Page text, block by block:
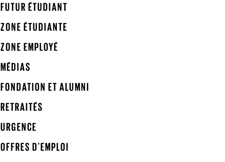
FUTUR ÉTUDIANT
ZONE ÉTUDIANTE
ZONE EMPLOYÉ
MÉDIAS
FONDATION ET ALUMNI
RETRAITÉS
URGENCE
OFFRES D'EMPLOI